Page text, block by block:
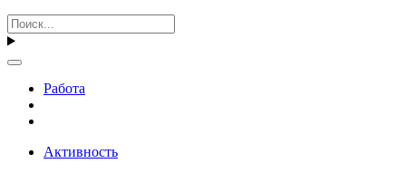
Работа
Активность